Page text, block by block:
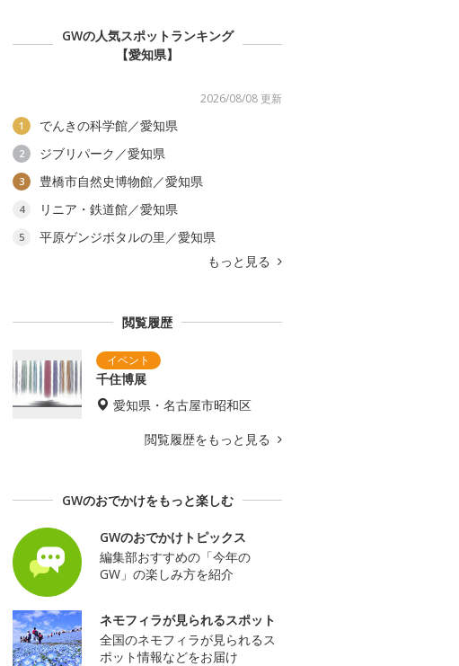
GWの人気スポットランキング
【愛知県】
2026/08/08 更新
1 でんきの科学館／愛知県
2 ジブリパーク／愛知県
3 豊橋市自然史博物館／愛知県
4 リニア・鉄道館／愛知県
5
平原ゲンジボタルの里／愛知県
もっと見る
閲覧履歴
千住博展
愛知県・名古屋市昭和区
閲覧履歴をもっと見る
GWのおでかけをもっと楽しむ
GWのおでかけトピックス
編集部おすすめの「今年の
GW」の楽しみ方を紹介
ネモフィラが見られるスポット
全国のネモフィラが見られるス
ポット情報などをお届け